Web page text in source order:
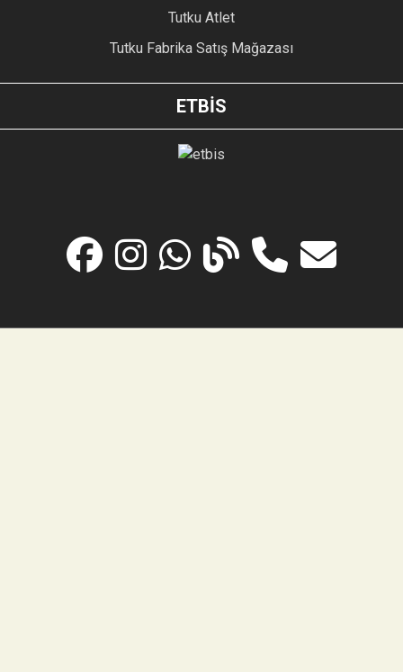
Tutku Atlet
Tutku Fabrika Satış Mağazası
ETBİS